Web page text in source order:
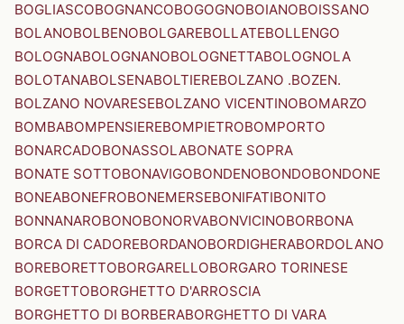
BOGLIASCOBOGNANCOBOGOGNOBOIANOBOISSANO
BOLANOBOLBENOBOLGAREBOLLATEBOLLENGO
BOLOGNABOLOGNANOBOLOGNETTABOLOGNOLA
BOLOTANABOLSENABOLTIEREBOLZANO .BOZEN.
BOLZANO NOVARESEBOLZANO VICENTINOBOMARZO
BOMBABOMPENSIEREBOMPIETROBOMPORTO
BONARCADOBONASSOLABONATE SOPRA
BONATE SOTTOBONAVIGOBONDENOBONDOBONDONE
BONEABONEFROBONEMERSEBONIFATIBONITO
BONNANAROBONOBONORVABONVICINOBORBONA
BORCA DI CADOREBORDANOBORDIGHERABORDOLANO
BOREBORETTOBORGARELLOBORGARO TORINESE
BORGETTOBORGHETTO D'ARROSCIA
BORGHETTO DI BORBERABORGHETTO DI VARA